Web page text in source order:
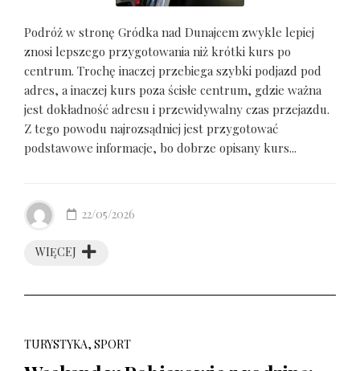
Podróż w stronę Gródka nad Dunajcem zwykle lepiej
znosi lepszego przygotowania niż krótki kurs po
centrum. Trochę inaczej przebiega szybki podjazd pod
adres, a inaczej kurs poza ścisłe centrum, gdzie ważna
jest dokładność adresu i przewidywalny czas przejazdu.
Z tego powodu najrozsądniej jest przygotować
podstawowe informacje, bo dobrze opisany kurs...
WIĘCEJ
22/05/2026
TURYSTYKA, SPORT